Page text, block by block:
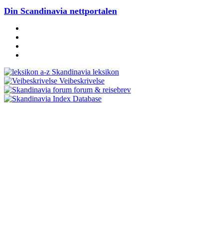
Din Scandinavia nettportalen
Skandinavia leksikon
Veibeskrivelse
forum & reisebrev
Database